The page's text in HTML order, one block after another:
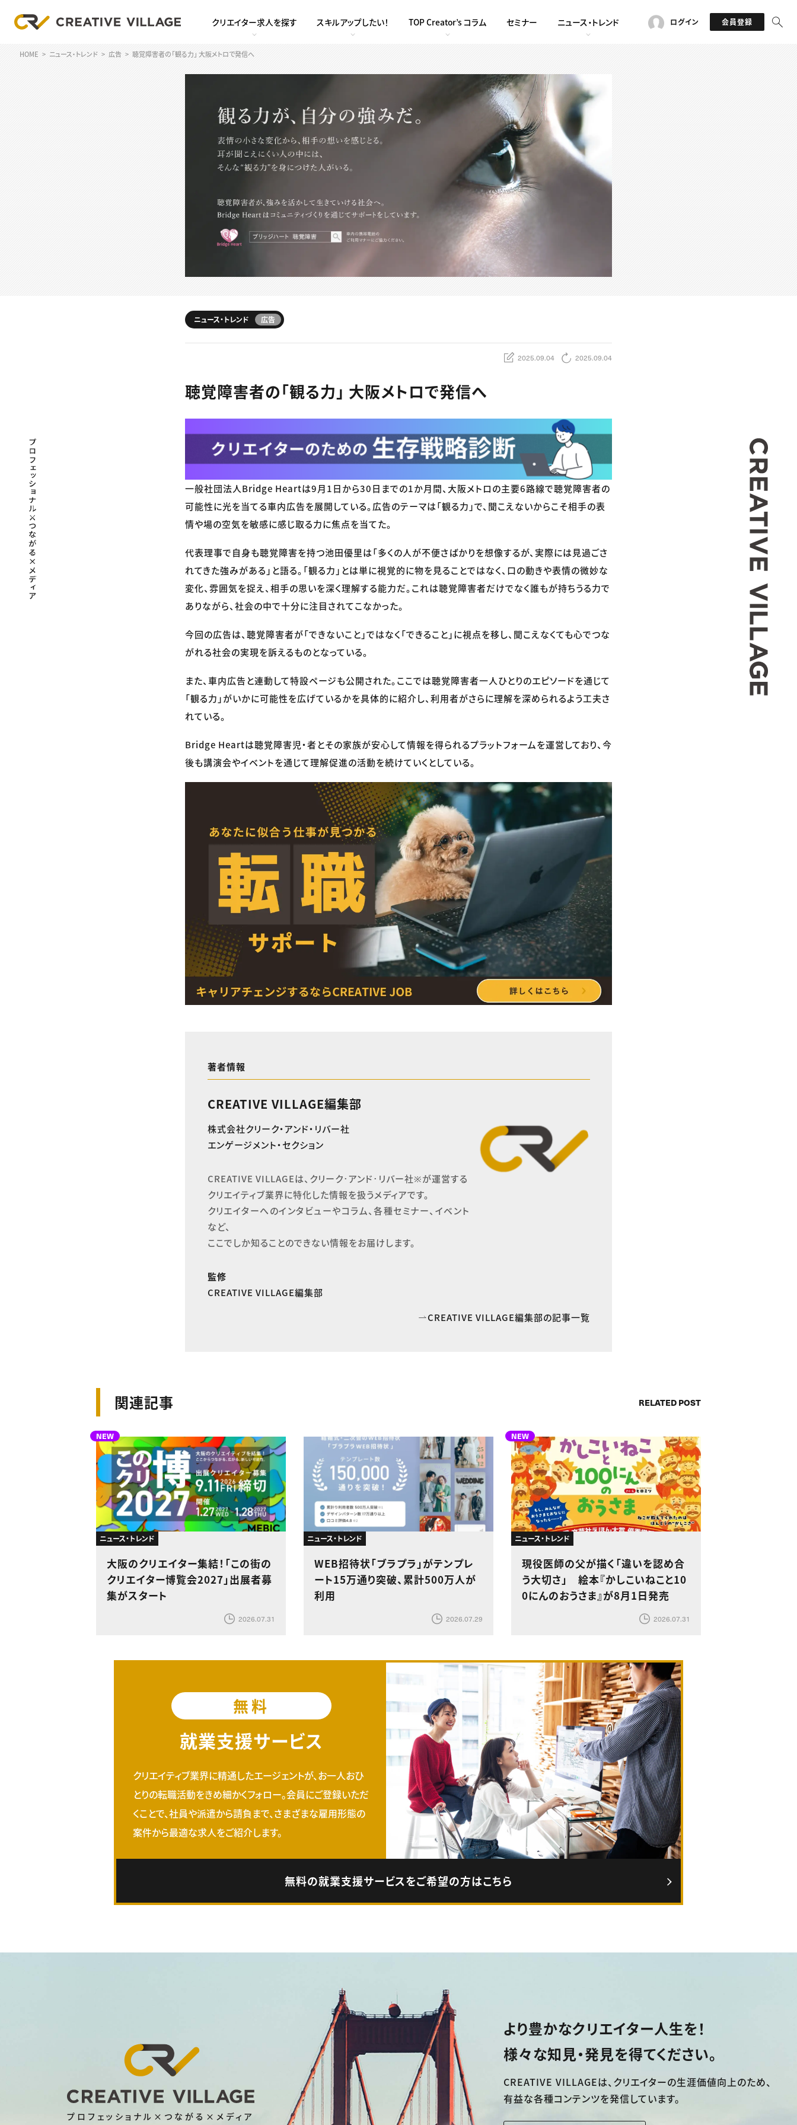
クリエイター求人を探す スキルアップしたい！ TOP Creator’s コラム セミナー ニュース・トレンド ログイン 会員登録
HOME ニュース・トレンド 広告 聴覚障害者の「観る力」 大阪メトロで発信へ
ニュース・トレンド 広告
2025.09.04 2025.09.04
聴覚障害者の「観る力」 大阪メトロで発信へ
一般社団法人Bridge Heartは9月1日から30日までの1か月間、大阪メトロの主要6路線で聴覚障害者の
可能性に光を当てる車内広告を展開している。広告のテーマは「観る力」で、聞こえないからこそ相手の表
情や場の空気を敏感に感じ取る力に焦点を当てた。
代表理事で自身も聴覚障害を持つ池田優里は「多くの人が不便さばかりを想像するが、実際には見過ごさ
れてきた強みがある」と語る。「観る力」とは単に視覚的に物を見ることではなく、口の動きや表情の微妙な
変化、雰囲気を捉え、相手の思いを深く理解する能力だ。これは聴覚障害者だけでなく誰もが持ちうる力で
ありながら、社会の中で十分に注目されてこなかった。
今回の広告は、聴覚障害者が「できないこと」ではなく「できること」に視点を移し、聞こえなくても心でつな
がれる社会の実現を訴えるものとなっている。
また、車内広告と連動して特設ページも公開された。ここでは聴覚障害者一人ひとりのエピソードを通じて
「観る力」がいかに可能性を広げているかを具体的に紹介し、利用者がさらに理解を深められるよう工夫さ
れている。
Bridge Heartは聴覚障害児・者とその家族が安心して情報を得られるプラットフォームを運営しており、今
後も講演会やイベントを通じて理解促進の活動を続けていくとしている。
著者情報
CREATIVE VILLAGE編集部
株式会社クリーク・アンド・リバー社
エンゲージメント・セクション
CREATIVE VILLAGEは、クリーク･アンド･リバー社※が運営する
クリエイティブ業界に特化した情報を扱うメディアです。
クリエイターへのインタビューやコラム、各種セミナー、イベント
など、
ここでしか知ることのできない情報をお届けします。
監修
CREATIVE VILLAGE編集部
CREATIVE VILLAGE編集部の記事一覧
関連記事 RELATED POST
NEW
ニュース・トレンド
大阪のクリエイター集結！「この街の
クリエイター博覧会2027」出展者募
集がスタート
2026.07.31
ニュース・トレンド
WEB招待状「ブラプラ」がテンプレ
ート15万通り突破、累計500万人が
利用
2026.07.29
NEW
ニュース・トレンド
現役医師の父が描く「違いを認め合
う大切さ」 絵本『かしこいねこと10
0にんのおうさま』が8月1日発売
2026.07.31
無料
就業支援サービス
クリエイティブ業界に精通したエージェントが、お一人おひ
とりの転職活動をきめ細かくフォロー。会員にご登録いただ
くことで、社員や派遣から請負まで、さまざまな雇用形態の
案件から最適な求人をご紹介します。
無料の就業支援サービスをご希望の方はこちら
プロフェッショナル×つながる×メディア
より豊かなクリエイター人生を！
様々な知見・発見を得てください。
CREATIVE VILLAGEは、 クリエイターの生涯価値向上のため、
有益な各種コンテンツを発信しています。